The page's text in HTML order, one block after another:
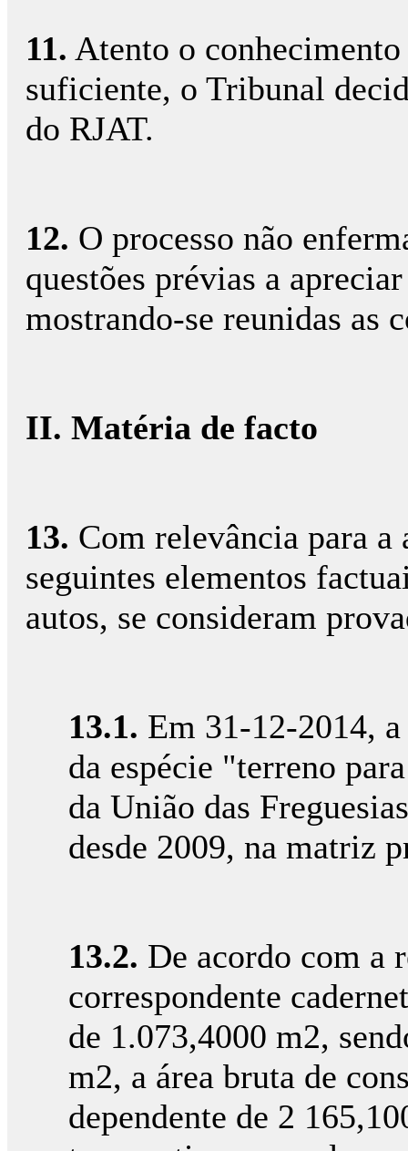
11. Atento o conhecimento
suficiente, o Tribunal
do RJAT.
12. O processo não
questões prévias a
mostrando-se reunidas as
II. Matéria de facto
13. Com relevância para a
seguintes elementos
autos, se consideram
13.1. Em 31-12-2014,
da espécie "terreno
da União das
desde 2009, na matriz
13.2. De acordo com a
correspondente
de 1.073,4000 m2,
m2, a área bruta de
dependente de 2